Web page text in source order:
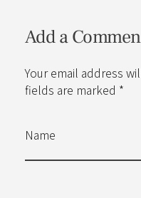
Add a
Your email address
fields are marked *
Name